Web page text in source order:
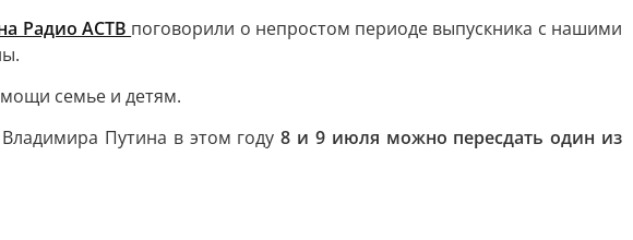
Радио АСТВ поговорили о непростом периоде выпускника с нашими
семье и детям.
Путина в этом году8 и 9 июля можно пересдать один из